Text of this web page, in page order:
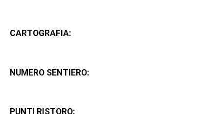
CARTOGRAFIA:
NUMERO SENTIERO:
PUNTI RISTORO: